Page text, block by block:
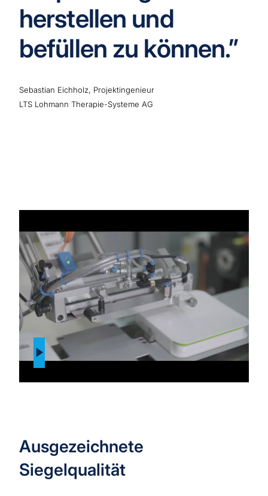
herstellen und
befüllen zu können.”
Sebastian Eichholz, Projektingenieur
LTS Lohmann Therapie-Systeme AG
Ausgezeichnete
Siegelqualität